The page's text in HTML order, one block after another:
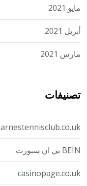
مايو 2021
أبريل 2021
مارس 2021
تصنيفات
BEIN بي ان سبورت
casinopage.co.uk